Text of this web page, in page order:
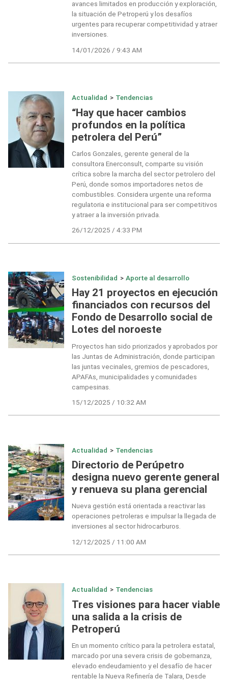
avances limitados en producción y exploración,
la situación de Petroperú y los desafíos
urgentes para recuperar competitividad y atraer
inversiones.
14/01/2026 / 9:43 AM
Actualidad > Tendencias
“Hay que hacer cambios
profundos en la política
petrolera del Perú”
Carlos Gonzales, gerente general de la
consultora Enerconsult, comparte su visión
crítica sobre la marcha del sector petrolero del
Perú, donde somos importadores netos de
combustibles. Considera urgente una reforma
regulatoria e institucional para ser competitivos
y atraer a la inversión privada.
26/12/2025 / 4:33 PM
Sostenibilidad > Aporte al desarrollo
Hay 21 proyectos en ejecución
financiados con recursos del
Fondo de Desarrollo social de
Lotes del noroeste
Proyectos han sido priorizados y aprobados por
las Juntas de Administración, donde participan
las juntas vecinales, gremios de pescadores,
APAFAs, municipalidades y comunidades
campesinas.
15/12/2025 / 10:32 AM
Actualidad > Tendencias
Directorio de Perúpetro
designa nuevo gerente general
y renueva su plana gerencial
Nueva gestión está orientada a reactivar las
operaciones petroleras e impulsar la llegada de
inversiones al sector hidrocarburos.
12/12/2025 / 11:00 AM
Actualidad > Tendencias
Tres visiones para hacer viable
una salida a la crisis de
Petroperú
En un momento crítico para la petrolera estatal,
marcado por una severa crisis de gobernanza,
elevado endeudamiento y el desafío de hacer
rentable la Nueva Refinería de Talara, Desde